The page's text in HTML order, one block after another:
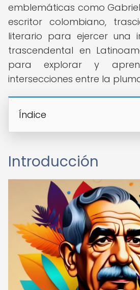
emblemáticas como
escritor colombiano,
literario para ejercer una
trascendental en
para explorar y
intersecciones entre la
Índice
Introducción